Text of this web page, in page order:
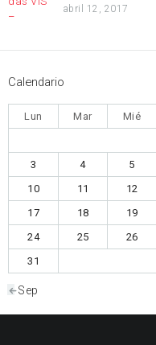
abril 12, 2017
Calendario
Lun Mar Mié
3
4 5
10
11 12
17
18 19
24
25 26
31
« Sep